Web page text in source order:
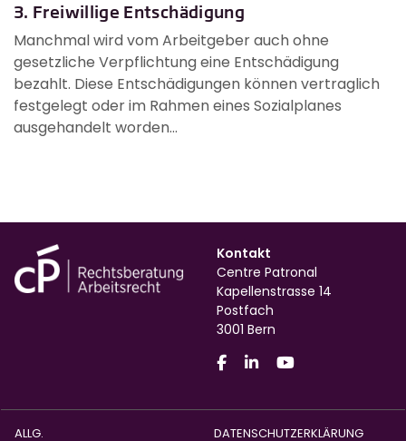
3. Freiwillige Entschädigung
Manchmal wird vom Arbeitgeber auch ohne
gesetzliche Verpflichtung eine Entschädigung
bezahlt. Diese Entschädigungen können vertraglich
festgelegt oder im Rahmen eines Sozialplanes
ausgehandelt worden...
Kontakt
Centre Patronal
Kapellenstrasse 14
Postfach
3001 Bern
ALLG. DATENSCHUTZERKLÄRUNG